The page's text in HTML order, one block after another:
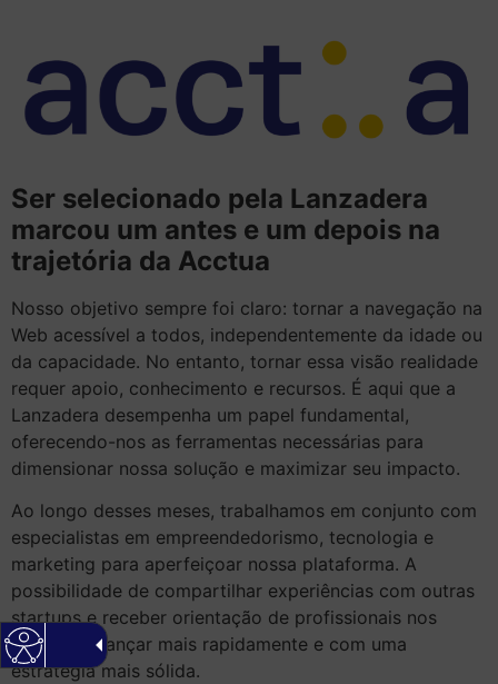
Ser selecionado pela Lanzadera
marcou um antes e um depois na
trajetória da Acctua
Nosso objetivo sempre foi claro: tornar a navegação na
Web acessível a todos, independentemente da idade ou
da capacidade. No entanto, tornar essa visão realidade
requer apoio, conhecimento e recursos. É aqui que a
Lanzadera desempenha um papel fundamental,
oferecendo-nos as ferramentas necessárias para
dimensionar nossa solução e maximizar seu impacto.
Ao longo desses meses, trabalhamos em conjunto com
especialistas em empreendedorismo, tecnologia e
marketing para aperfeiçoar nossa plataforma. A
possibilidade de compartilhar experiências com outras
startups e receber orientação de profissionais nos
permitiu avançar mais rapidamente e com uma
estratégia mais sólida.